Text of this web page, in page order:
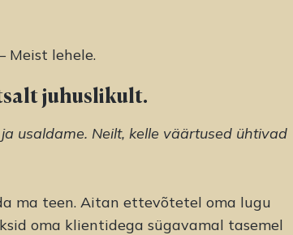
Meist lehele.
juhuslikult.
usaldame. Neilt, kelle väärtused ühtivad
ma teen. Aitan ettevõtetel oma lugu
oma klientidega sügavamal tasemel